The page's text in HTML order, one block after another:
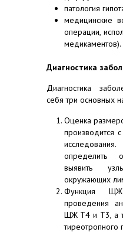
патология
медицинские
операции,
медикаментов).
Диагностика
Диагностика
себя три основных
Оценка
производится
определить
выявить
окружающих
Функция ЩЖ
проведения
ЩЖ Т4 и Т3, а
тиреотропного